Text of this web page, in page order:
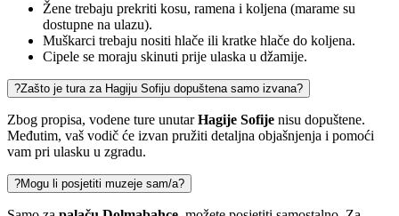
Žene trebaju prekriti kosu, ramena i koljena (marame su
dostupne na ulazu).
Muškarci trebaju nositi hlače ili kratke hlače do koljena.
Cipele se moraju skinuti prije ulaska u džamije.
?Zašto je tura za Hagiju Sofiju dopuštena samo izvana?
Zbog propisa, vodene ture unutarHagije Sofije nisu dopuštene.
Međutim, vaš vodič će izvan pružiti detaljna objašnjenja i pomoći
vam pri ulasku u zgradu.
?Mogu li posjetiti muzeje sam/a?